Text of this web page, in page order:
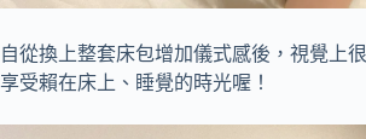
自從換上整套床包增加儀式感後，視覺上
享受賴在床上、睡覺的時光喔！